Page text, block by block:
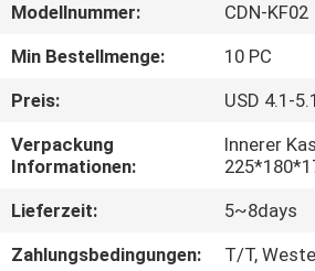
TOUR
KONTAKTIERE
UNS
Modellnummer:
CDN-KF02
Min Bestellmenge:
10 PC
Preis:
USD 4.1-
Verpackung
Informationen:
Innerer
Lieferzeit:
5~8days
Zahlungsbedingungen:
T/T,